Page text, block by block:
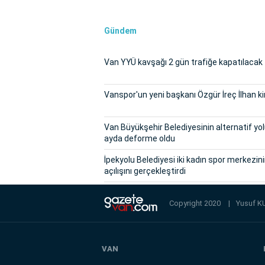
Gündem
Van YYÜ kavşağı 2 gün trafiğe kapatılacak
Vanspor'un yeni başkanı Özgür İreç İlhan
Van Büyükşehir Belediyesinin alternatif
ayda deforme oldu
İpekyolu Belediyesi iki kadın spor
açılışını gerçekleştirdi
Copyright 2020 | Yusuf
VAN